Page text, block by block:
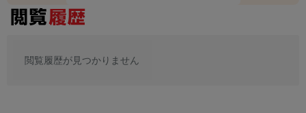
閲覧履歴が見つかりません